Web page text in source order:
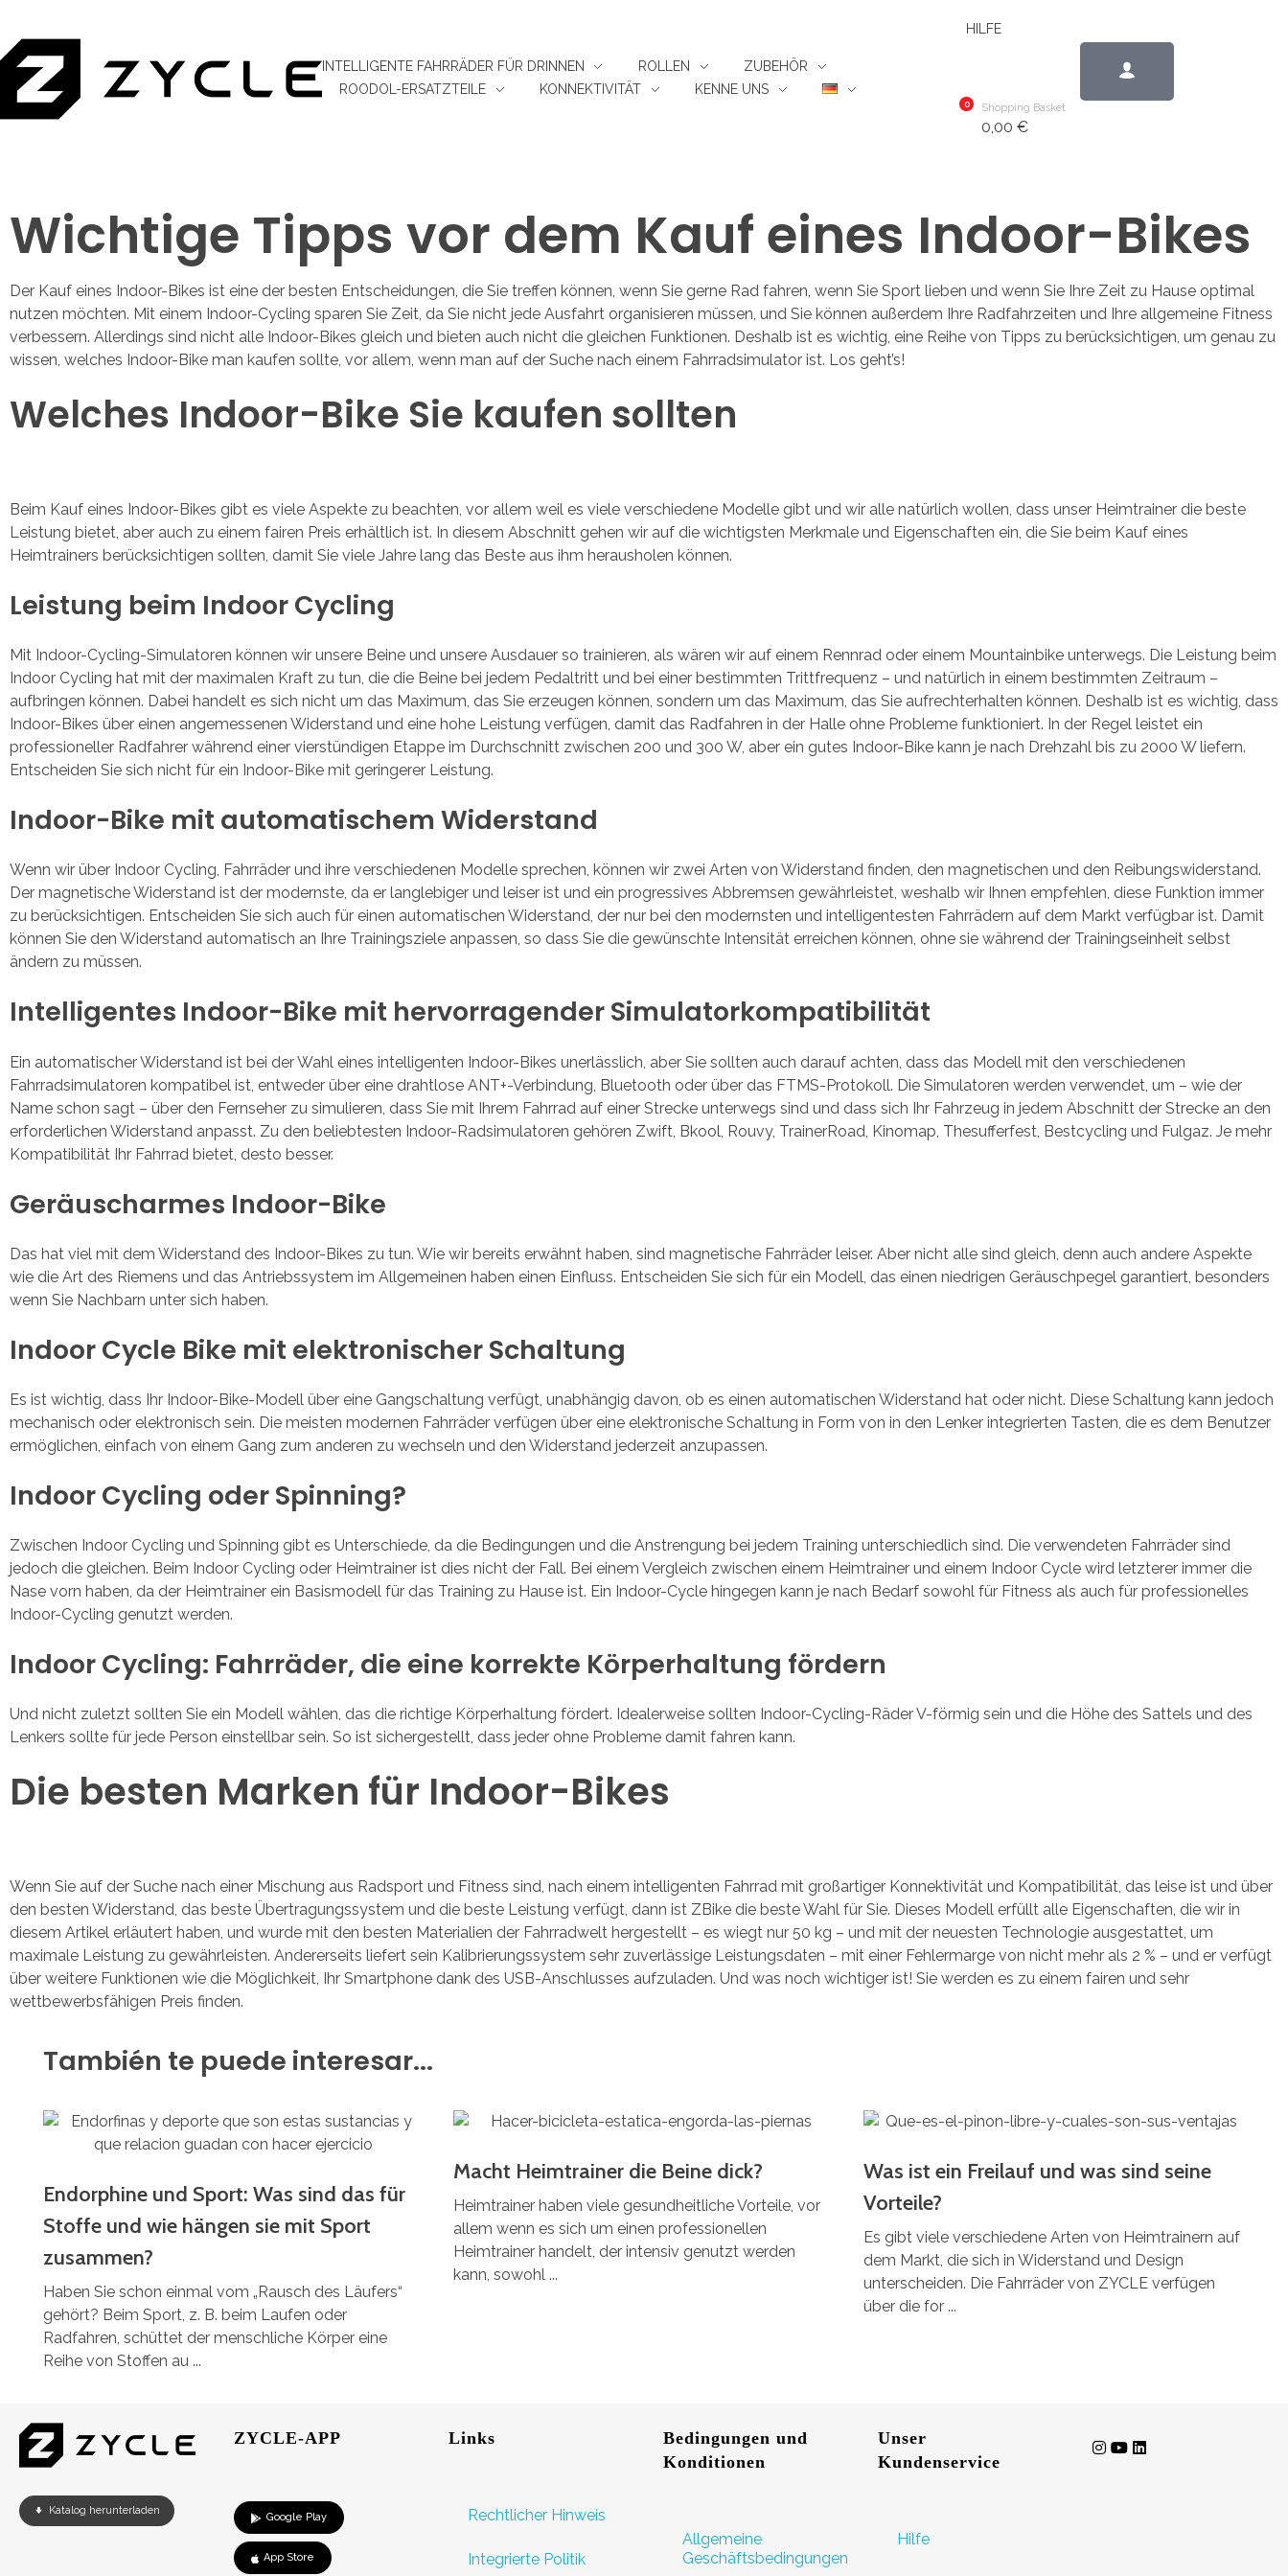
INTELLIGENTE FAHRRÄDER FÜR DRINNEN ROLLEN
ZUBEHÖR
ROODOL-ERSATZTEILE
KONNEKTIVITÄT KENNE UNS
HILFE
0 Shopping Basket
0,00 €
Wichtige Tipps vor dem Kauf eines Indoor-Bikes
Der Kauf eines Indoor-Bikes ist eine der besten Entscheidungen, die Sie treffen können, wenn Sie gerne Rad fahren, wenn Sie Sport lieben und wenn Sie Ihre Zeit zu Hause optimal
nutzen möchten. Mit einem Indoor-Cycling sparen Sie Zeit, da Sie nicht jede Ausfahrt organisieren müssen, und Sie können außerdem Ihre Radfahrzeiten und Ihre allgemeine Fitness
verbessern. Allerdings sind nicht alle Indoor-Bikes gleich und bieten auch nicht die gleichen Funktionen. Deshalb ist es wichtig, eine Reihe von Tipps zu berücksichtigen, um genau zu
wissen, welches Indoor-Bike man kaufen sollte, vor allem, wenn man auf der Suche nach einem Fahrradsimulator ist. Los geht’s!
Welches Indoor-Bike Sie kaufen sollten
Beim Kauf eines Indoor-Bikes gibt es viele Aspekte zu beachten, vor allem weil es viele verschiedene Modelle gibt und wir alle natürlich wollen, dass unser Heimtrainer die beste
Leistung bietet, aber auch zu einem fairen Preis erhältlich ist. In diesem Abschnitt gehen wir auf die wichtigsten Merkmale und Eigenschaften ein, die Sie beim Kauf eines
Heimtrainers berücksichtigen sollten, damit Sie viele Jahre lang das Beste aus ihm herausholen können.
Leistung beim Indoor Cycling
Mit Indoor-Cycling-Simulatoren können wir unsere Beine und unsere Ausdauer so trainieren, als wären wir auf einem Rennrad oder einem Mountainbike unterwegs. Die Leistung beim
Indoor Cycling hat mit der maximalen Kraft zu tun, die die Beine bei jedem Pedaltritt und bei einer bestimmten Trittfrequenz – und natürlich in einem bestimmten Zeitraum –
aufbringen können. Dabei handelt es sich nicht um das Maximum, das Sie erzeugen können, sondern um das Maximum, das Sie aufrechterhalten können. Deshalb ist es wichtig, dass
Indoor-Bikes über einen angemessenen Widerstand und eine hohe Leistung verfügen, damit das Radfahren in der Halle ohne Probleme funktioniert. In der Regel leistet ein
professioneller Radfahrer während einer vierstündigen Etappe im Durchschnitt zwischen 200 und 300 W, aber ein gutes Indoor-Bike kann je nach Drehzahl bis zu 2000 W liefern.
Entscheiden Sie sich nicht für ein Indoor-Bike mit geringerer Leistung.
Indoor-Bike mit automatischem Widerstand
Wenn wir über Indoor Cycling, Fahrräder und ihre verschiedenen Modelle sprechen, können wir zwei Arten von Widerstand finden, den magnetischen und den Reibungswiderstand.
Der magnetische Widerstand ist der modernste, da er langlebiger und leiser ist und ein progressives Abbremsen gewährleistet, weshalb wir Ihnen empfehlen, diese Funktion immer
zu berücksichtigen. Entscheiden Sie sich auch für einen automatischen Widerstand, der nur bei den modernsten und intelligentesten Fahrrädern auf dem Markt verfügbar ist. Damit
können Sie den Widerstand automatisch an Ihre Trainingsziele anpassen, so dass Sie die gewünschte Intensität erreichen können, ohne sie während der Trainingseinheit selbst
ändern zu müssen.
Intelligentes Indoor-Bike mit hervorragender Simulatorkompatibilität
Ein automatischer Widerstand ist bei der Wahl eines intelligenten Indoor-Bikes unerlässlich, aber Sie sollten auch darauf achten, dass das Modell mit den verschiedenen
Fahrradsimulatoren kompatibel ist, entweder über eine drahtlose ANT+-Verbindung, Bluetooth oder über das FTMS-Protokoll. Die Simulatoren werden verwendet, um – wie der
Name schon sagt – über den Fernseher zu simulieren, dass Sie mit Ihrem Fahrrad auf einer Strecke unterwegs sind und dass sich Ihr Fahrzeug in jedem Abschnitt der Strecke an den
erforderlichen Widerstand anpasst. Zu den beliebtesten Indoor-Radsimulatoren gehören Zwift, Bkool, Rouvy, TrainerRoad, Kinomap, Thesufferfest, Bestcycling und Fulgaz. Je mehr
Kompatibilität Ihr Fahrrad bietet, desto besser.
Geräuscharmes Indoor-Bike
Das hat viel mit dem Widerstand des Indoor-Bikes zu tun. Wie wir bereits erwähnt haben, sind magnetische Fahrräder leiser. Aber nicht alle sind gleich, denn auch andere Aspekte
wie die Art des Riemens und das Antriebssystem im Allgemeinen haben einen Einfluss. Entscheiden Sie sich für ein Modell, das einen niedrigen Geräuschpegel garantiert, besonders
wenn Sie Nachbarn unter sich haben.
Indoor Cycle Bike mit elektronischer Schaltung
Es ist wichtig, dass Ihr Indoor-Bike-Modell über eine Gangschaltung verfügt, unabhängig davon, ob es einen automatischen Widerstand hat oder nicht. Diese Schaltung kann jedoch
mechanisch oder elektronisch sein. Die meisten modernen Fahrräder verfügen über eine elektronische Schaltung in Form von in den Lenker integrierten Tasten, die es dem Benutzer
ermöglichen, einfach von einem Gang zum anderen zu wechseln und den Widerstand jederzeit anzupassen.
Indoor Cycling oder Spinning?
Zwischen Indoor Cycling und Spinning gibt es Unterschiede, da die Bedingungen und die Anstrengung bei jedem Training unterschiedlich sind. Die verwendeten Fahrräder sind
jedoch die gleichen. Beim Indoor Cycling oder Heimtrainer ist dies nicht der Fall. Bei einem Vergleich zwischen einem Heimtrainer und einem Indoor Cycle wird letzterer immer die
Nase vorn haben, da der Heimtrainer ein Basismodell für das Training zu Hause ist. Ein Indoor-Cycle hingegen kann je nach Bedarf sowohl für Fitness als auch für professionelles
Indoor-Cycling genutzt werden.
Indoor Cycling: Fahrräder, die eine korrekte Körperhaltung fördern
Und nicht zuletzt sollten Sie ein Modell wählen, das die richtige Körperhaltung fördert. Idealerweise sollten Indoor-Cycling-Räder V-förmig sein und die Höhe des Sattels und des
Lenkers sollte für jede Person einstellbar sein. So ist sichergestellt, dass jeder ohne Probleme damit fahren kann.
Die besten Marken für Indoor-Bikes
Wenn Sie auf der Suche nach einer Mischung aus Radsport und Fitness sind, nach einem intelligenten Fahrrad mit großartiger Konnektivität und Kompatibilität, das leise ist und über
den besten Widerstand, das beste Übertragungssystem und die beste Leistung verfügt, dann ist ZBike die beste Wahl für Sie. Dieses Modell erfüllt alle Eigenschaften, die wir in
diesem Artikel erläutert haben, und wurde mit den besten Materialien der Fahrradwelt hergestellt – es wiegt nur 50 kg – und mit der neuesten Technologie ausgestattet, um
maximale Leistung zu gewährleisten. Andererseits liefert sein Kalibrierungssystem sehr zuverlässige Leistungsdaten – mit einer Fehlermarge von nicht mehr als 2 % – und er verfügt
über weitere Funktionen wie die Möglichkeit, Ihr Smartphone dank des USB-Anschlusses aufzuladen. Und was noch wichtiger ist! Sie werden es zu einem fairen und sehr
wettbewerbsfähigen Preis finden.
También te puede interesar...
Endorphine und Sport: Was sind das für
Stoffe und wie hängen sie mit Sport
zusammen?
Haben Sie schon einmal vom „Rausch des Läufers“
gehört? Beim Sport, z. B. beim Laufen oder
Radfahren, schüttet der menschliche Körper eine
Reihe von Stoffen au ...
Macht Heimtrainer die Beine dick?
Heimtrainer haben viele gesundheitliche Vorteile, vor
allem wenn es sich um einen professionellen
Heimtrainer handelt, der intensiv genutzt werden
kann, sowohl ...
Was ist ein Freilauf und was sind seine
Vorteile?
Es gibt viele verschiedene Arten von Heimtrainern auf
dem Markt, die sich in Widerstand und Design
unterscheiden. Die Fahrräder von ZYCLE verfügen
über die for ...
Katalog herunterladen
ZYCLE-APP
Google Play
App Store
Links
Rechtlicher Hinweis
Integrierte Politik
Bedingungen und
Konditionen
Allgemeine
Geschäftsbedingungen
Unser
Kundenservice
Hilfe